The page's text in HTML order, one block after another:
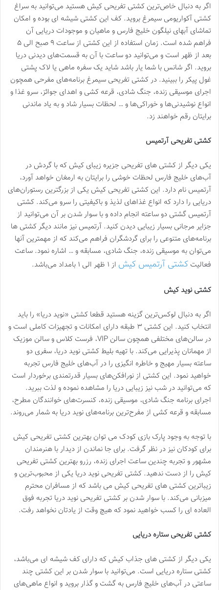
اگر به دنبال خاص‌ترین کشتی تفریحی کیش هستید می‌توانید به سراغ
کشتی آکواریومی سیمرغ بروید. کف این کشتی شیشه ای بوده و امکان
تماشای آبهای نیلگون خلیج فارس و ماهیان و موجودات دریایی آن
فراهم شده است. زمان استفاده از این کشتی از ساعت ۹ صبح الی ۵
بعد از ظهر است و می‌توانید دو ساعت با آن به قسمت‌های دیدنی دریا
بروید. اگر شانس با شما یار باشد شاید یک سفره ماهی یا لاک پشتی
غول پیکر را ببینید. در کشتی تفریحی سیمرغ برنامه‌های مفرحی همچون
اجرای موسیقی زنده، جنگ شادی، قرعه کشی و اهدای جوائز، سرو غذا و
انواع نوشیدنی‌ها و خوراکی‌ها و … لحظات بسیار شاد و به یاد ماندنی
برایتان رقم خواهند زد.
کشتی تفریحی آرتمیس
یکی دیگر از کشتی های تفریحی جزیره زیبای کیش که با گردش در
آب‌های خلیج فارس لحظات خوشی را برایتان به ارمغان خواهد آورد،
آرتمیس نام دارد. این کشتی تفریحی کیش یکی از بزرگترین رستوران‌های
دریایی را دارد که انواع غذاهای لذیذ و باکیفیتی را سرو می‌کند. کشتی
آرتمیس گشتی دو ساعته انجام داده و با سوار شدن بر آن می‌توانید از
جزایر مرجانی بسیار زیبایی دیدن کنید. آرتمیس نیز مانند دیگر کشتی ها
برنامه‌های متنوعی را برای گردشگران فراهم می‌کند که از مهمترین آنها
می‌توان به موسیقی زنده، جنگ شادی، مسابقه و … اشاره نمود. ساعت
فعالیت کشتی آرتمیس کیش از ۱ ظهر الی ۱ بامداد می‌باشد.
کشتی نوید کیش
اگر به دنبال لوکس‌ترین گزینه هستید قطعا کشتی «نوید دریا» را باید
انتخاب کنید. این کشتی ۳ طبقه دارای امکانات و تجهیزات کاملی است و
در سالن‌های مختلفی همچون سالن VIP، فرست کلاس و سالن موزیک
از مهمانان پذیرایی می‌کند. با تهیه بلیط کشتی نوید دریا، سفری دو
ساعته بسیار مهیج و خاطره انگیزی را در آب‌های خلیج فارس تجربه
خواهید نمود. این کشتی از نورافکن‌های بسیار قدرتمندی برخوردار است
که می‌توانید در شب نیز زیبایی دریا را مشاهده نموده و لذت ببرید.
اجرای برنامه جنگ شادی، موسیقی زنده، کنسرت‌های خوانندگان مطرح،
مسابقه و قرعه کشی از مفرح‌ترین برنامه‌های نوید دریا به شمار می‌روند.
با توجه به وجود پارک بازی کودک می توان بهترین کشتی تفریحی کیش
برای کودکان نیز در نظر گرفت. برای جا نماندن از دیدار با هنرمندان
مشهور و تجربه چندین ساعت اجرای زنده، رزرو بهترین کشتی تفریحی
کیش را از دست ندهید. کشتی تفریحی نوید دریا یکی از محبوب‌ترین و
زیباترین کشتی های تفریحی کیش می باشد که از مسافران محترم
میزبانی می‌کند. با سوار شدن بر کشتی تفریحی نوید دریا تجربه فوق
العاده ای را کسب خواهید نمود که هیچ وقت از یادتان نخواهد رفت.
کشتی تفریحی ستاره دریایی
یکی دیگر از کشتی های جذاب کیش که دارای کف شیشه ای می‌باشد،
کشتی ستاره دریایی است. می‌توانید با سوار شدن بر این کشتی چند
ساعتی در آب‌های خلیج فارس به گشت و گذار بروید و انواع ماهی‌های